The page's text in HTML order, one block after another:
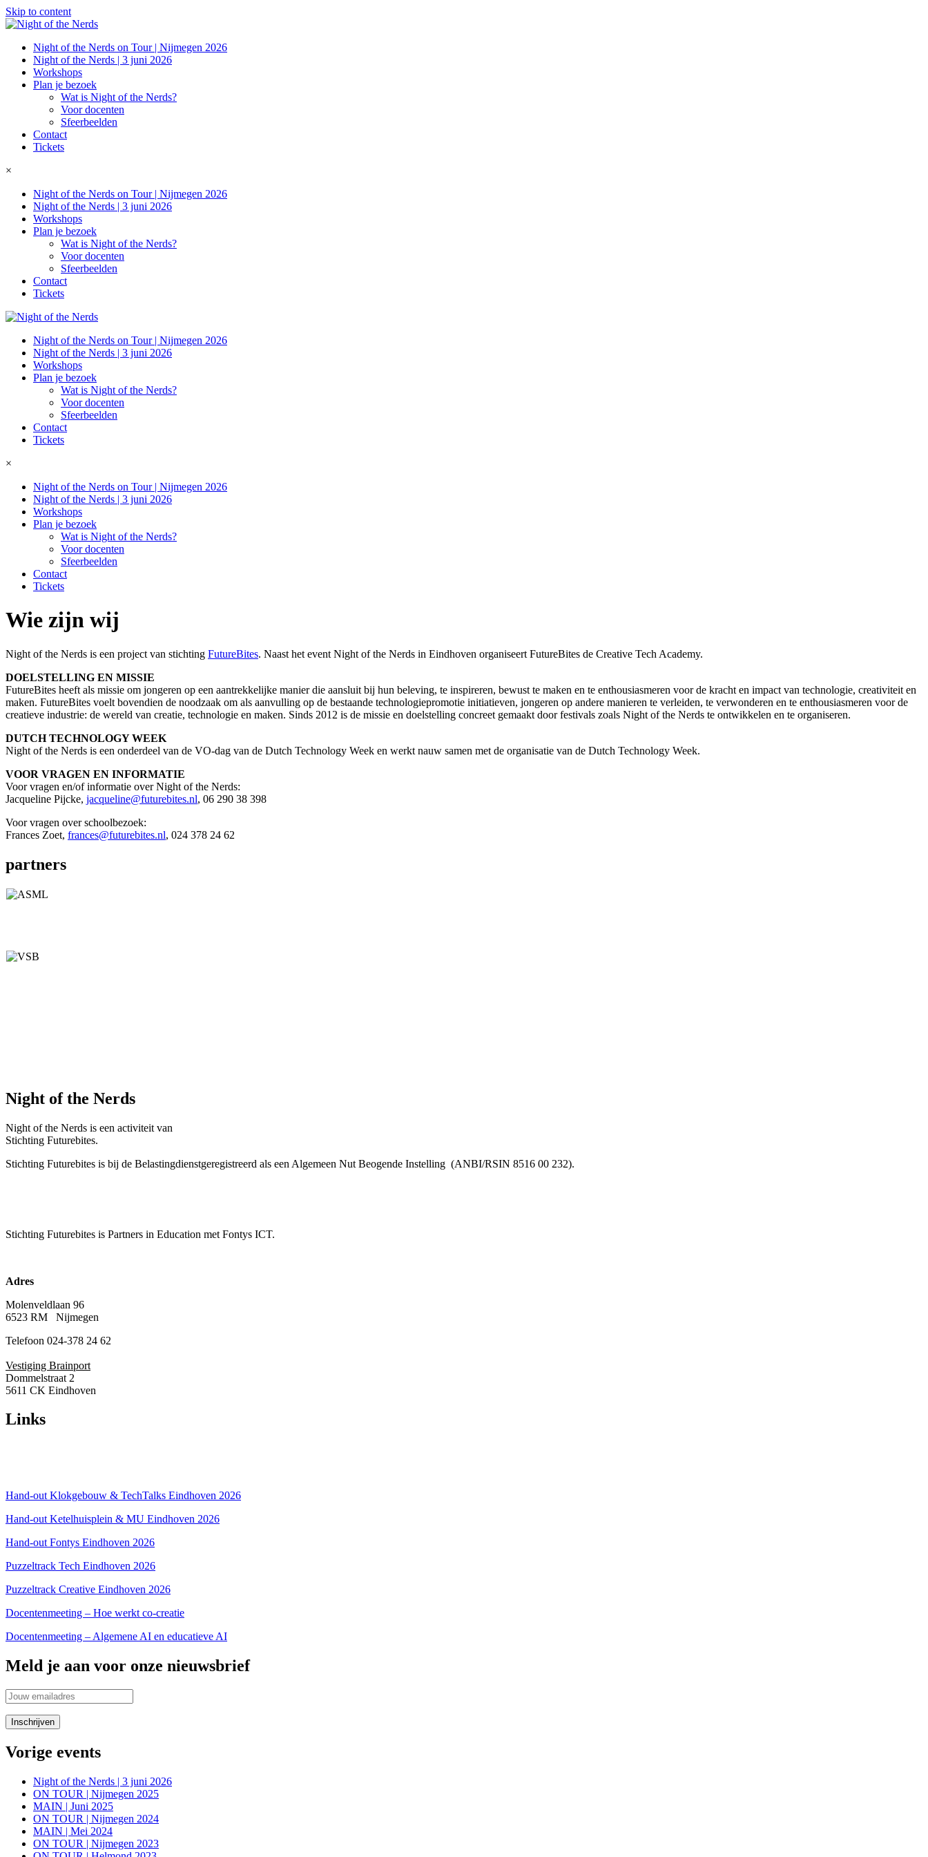
Skip to content
Night of the Nerds on Tour | Nijmegen 2026
Night of the Nerds | 3 juni 2026
Workshops
Plan je bezoek
Wat is Night of the Nerds?
Voor docenten
Sfeerbeelden
Contact
Tickets
×
Night of the Nerds on Tour | Nijmegen 2026
Night of the Nerds | 3 juni 2026
Workshops
Plan je bezoek
Wat is Night of the Nerds?
Voor docenten
Sfeerbeelden
Contact
Tickets
Night of the Nerds on Tour | Nijmegen 2026
Night of the Nerds | 3 juni 2026
Workshops
Plan je bezoek
Wat is Night of the Nerds?
Voor docenten
Sfeerbeelden
Contact
Tickets
×
Night of the Nerds on Tour | Nijmegen 2026
Night of the Nerds | 3 juni 2026
Workshops
Plan je bezoek
Wat is Night of the Nerds?
Voor docenten
Sfeerbeelden
Contact
Tickets
Wie zijn wij
Night of the Nerds is een project van stichting FutureBites. Naast het event Night of the Nerds in Eindhoven organiseert FutureBites de Creative Tech Academy.
DOELSTELLING EN MISSIE
FutureBites heeft als missie om jongeren op een aantrekkelijke manier die aansluit bij hun beleving, te inspireren, bewust te maken en te enthousiasmeren voor de kracht en impact van technologie, creativiteit en
maken. FutureBites voelt bovendien de noodzaak om als aanvulling op de bestaande technologiepromotie initiatieven, jongeren op andere manieren te verleiden, te verwonderen en te enthousiasmeren voor de
creatieve industrie: de wereld van creatie, technologie en maken. Sinds 2012 is de missie en doelstelling concreet gemaakt door festivals zoals Night of the Nerds te ontwikkelen en te organiseren.
DUTCH TECHNOLOGY WEEK
Night of the Nerds is een onderdeel van de VO-dag van de Dutch Technology Week en werkt nauw samen met de organisatie van de Dutch Technology Week.
VOOR VRAGEN EN INFORMATIE
Voor vragen en/of informatie over Night of the Nerds:
Jacqueline Pijcke, jacqueline@futurebites.nl, 06 290 38 398
Voor vragen over schoolbezoek:
Frances Zoet, frances@futurebites.nl, 024 378 24 62
partners
Night of the Nerds
Night of the Nerds is een activiteit van
Stichting Futurebites.
Stichting Futurebites is bij de Belastingdienstgeregistreerd als een Algemeen Nut Beogende Instelling (ANBI/RSIN 8516 00 232).
Stichting Futurebites is Partners in Education met Fontys ICT.
Adres
Molenveldlaan 96
6523 RM Nijmegen
Telefoon 024-378 24 62
Vestiging Brainport
Dommelstraat 2
5611 CK Eindhoven
Links
Hand-out Klokgebouw & TechTalks Eindhoven 2026
Hand-out Ketelhuisplein & MU Eindhoven 2026
Hand-out Fontys Eindhoven 2026
Puzzeltrack Tech Eindhoven 2026
Puzzeltrack Creative Eindhoven 2026
Docentenmeeting – Hoe werkt co-creatie
Docentenmeeting – Algemene AI en educatieve AI
Meld je aan voor onze nieuwsbrief
Vorige events
Night of the Nerds | 3 juni 2026
ON TOUR | Nijmegen 2025
MAIN | Juni 2025
ON TOUR | Nijmegen 2024
MAIN | Mei 2024
ON TOUR | Nijmegen 2023